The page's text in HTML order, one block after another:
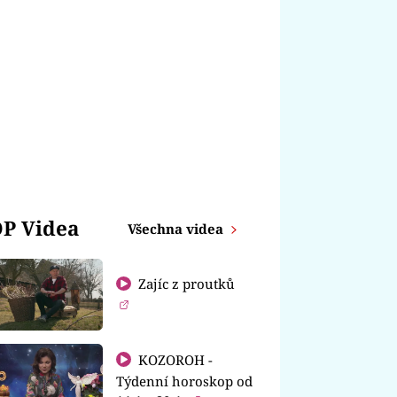
Videa Všechna videa
Zajíc z proutků
KOZOROH -
Týdenní horoskop od